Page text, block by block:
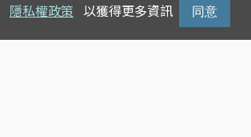
隱私權政策 以獲得更多資訊 同意